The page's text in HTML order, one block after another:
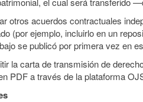
otros acuerdos contractuales
(por ejemplo, incluirlo en un
se publicó por primera vez en
la carta de transmisión de
PDF a través de la plataforma